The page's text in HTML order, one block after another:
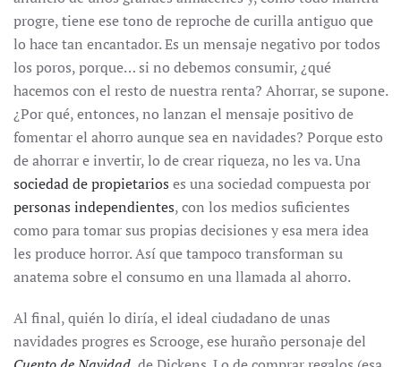
progre, tiene ese tono de reproche de curilla antiguo que
lo hace tan encantador. Es un mensaje negativo por todos
los poros, porque… si no debemos consumir, ¿qué
hacemos con el resto de nuestra renta? Ahorrar, se supone.
¿Por qué, entonces, no lanzan el mensaje positivo de
fomentar el ahorro aunque sea en navidades? Porque esto
de ahorrar e invertir, lo de crear riqueza, no les va. Una
sociedad de propietarios es una sociedad compuesta por
personas independientes, con los medios suficientes
como para tomar sus propias decisiones y esa mera idea
les produce horror. Así que tampoco transforman su
anatema sobre el consumo en una llamada al ahorro.
Al final, quién lo diría, el ideal ciudadano de unas
navidades progres es Scrooge, ese huraño personaje del